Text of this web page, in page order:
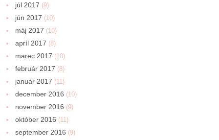
júl 2017 (9)
jún 2017 (10)
máj 2017 (10)
apríl 2017 (8)
marec 2017 (10)
február 2017 (8)
január 2017 (11)
december 2016 (10)
november 2016 (9)
október 2016 (11)
september 2016 (9)